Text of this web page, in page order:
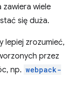
zawiera wiele
się duża.
lepiej zrozumieć,
przez
np. webpack-